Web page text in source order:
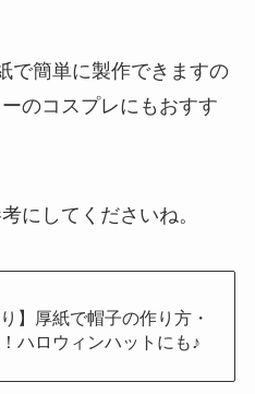
で簡単に製作できますの
のコスプレにもおすす
にしてくださいね。
り】厚紙で帽子の作り方・
ハロウィンハットにも♪